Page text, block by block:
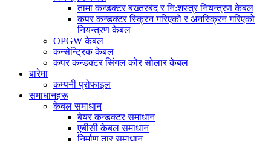
तामा कन्डक्टर बख्तरबंद र नि:शस्त्र नियन्त्रण केबल
कपर कन्डक्टर स्क्रिन गरिएको र अनस्क्रिन गरिएको
नियन्त्रण केबल
OPGW केबल
कन्सेन्ट्रिक केबल
कपर कन्डक्टर सिंगल कोर सोलार केबल
बारेमा
कम्पनी प्रोफाइल
समाधानहरू
केबल समाधान
बेयर कन्डक्टर समाधान
एबीसी केबल समाधान
निर्माण तार समाधान